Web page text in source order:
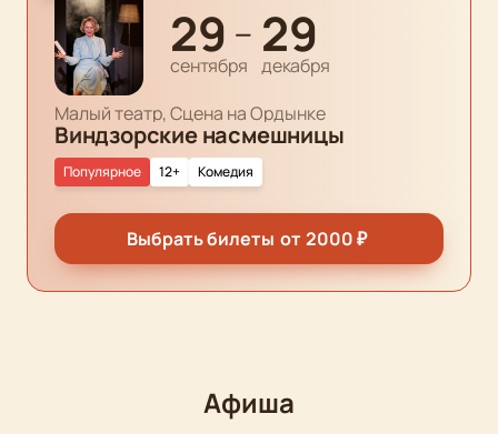
29
сентября
— 29
декабря
Малый театр, Сцена на Ордынке
Виндзорские насмешницы
12+ Комедия
Популярное
Выбрать билеты от 2000₽
Афиша